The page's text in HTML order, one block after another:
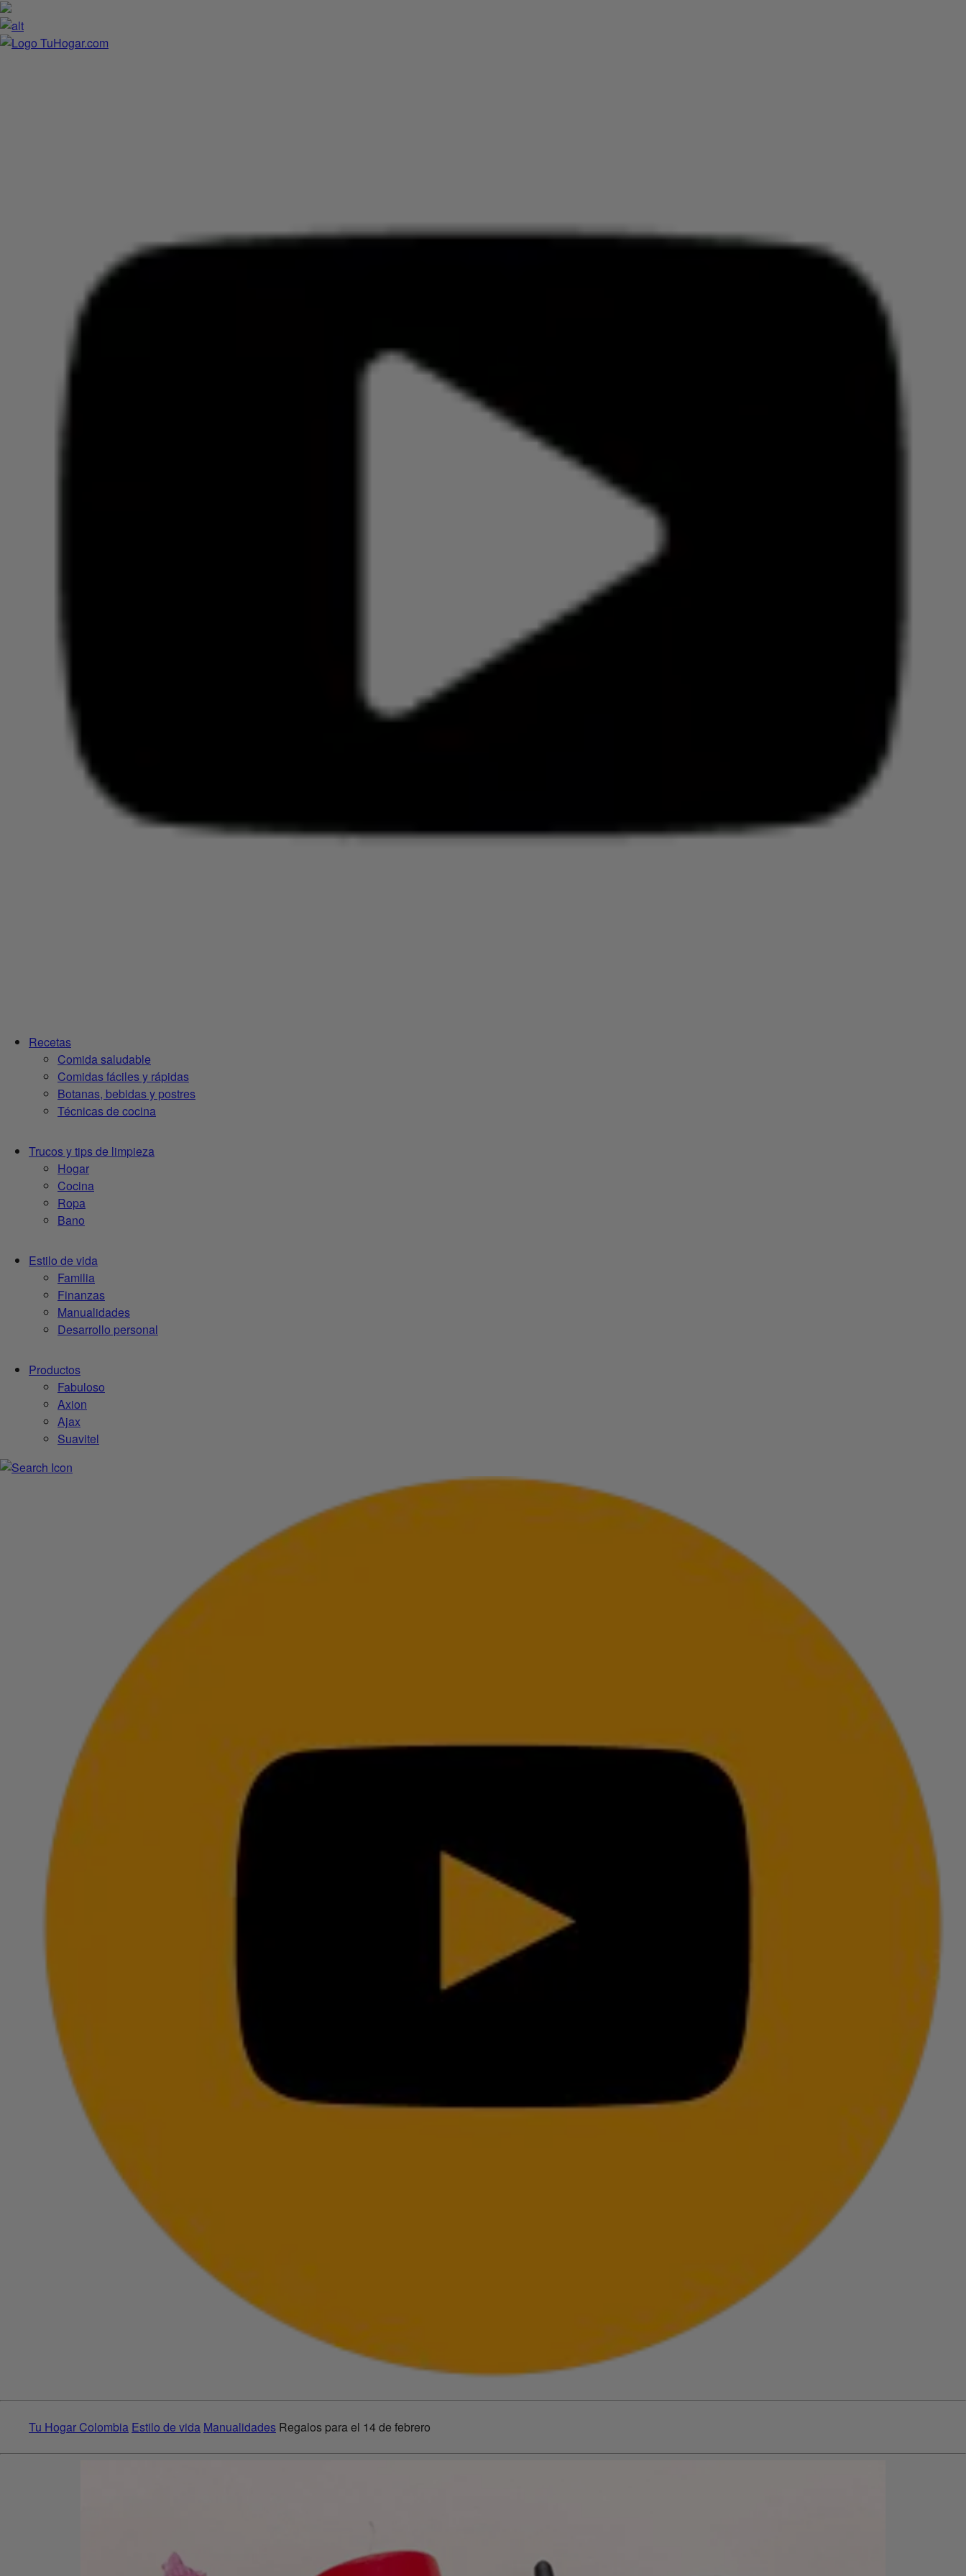
Recetas
Comida saludable
Comidas fáciles y rápidas
Botanas, bebidas y postres
Técnicas de cocina
Trucos y tips de limpieza
Hogar
Cocina
Ropa
Bano
Estilo de vida
Familia
Finanzas
Manualidades
Desarrollo personal
Productos
Fabuloso
Axion
Ajax
Suavitel
Tu Hogar Colombia Estilo de vida Manualidades Regalos para el 14 de febrero